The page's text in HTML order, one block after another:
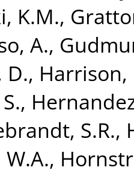
K.M.,
A.,
D., Harrison,
,
S.R.,
,